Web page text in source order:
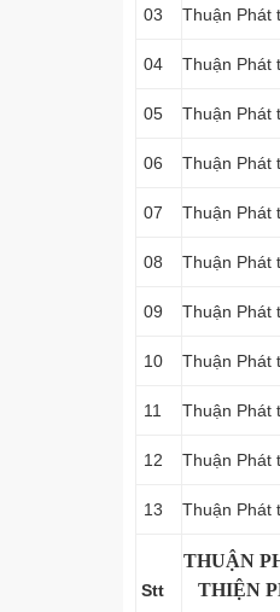
03 Thuận Phát
04 Thuận Phát
05 Thuận Phát
06 Thuận Phát
07 Thuận Phát
08 Thuận Phát
09 Thuận Phát
10 Thuận Phát
11 Thuận Phát
12 Thuận Phát
13 Thuận Phát
Stt
THUẬN
THIỆN